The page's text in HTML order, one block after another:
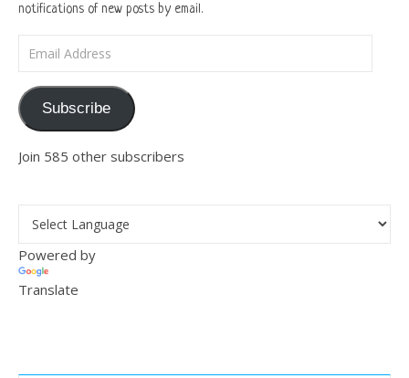
notifications of new posts by email.
Subscribe
Join 585 other subscribers
Powered by
Translate